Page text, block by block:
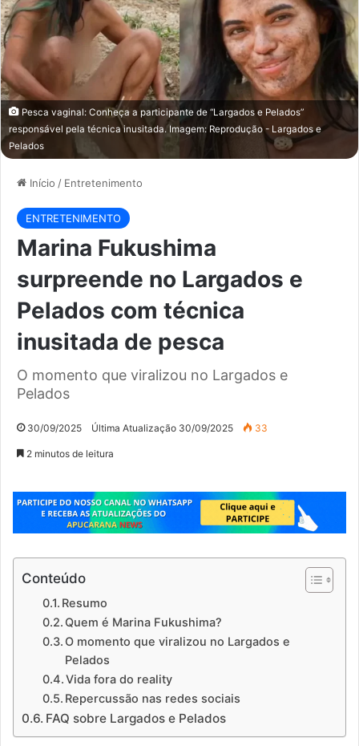
Pesca vaginal: Conheça a participante de “Largados e Pelados”
responsável pela técnica inusitada. Imagem: Reprodução - Largados e
Pelados
Início / Entretenimento
ENTRETENIMENTO
Marina Fukushima
surpreende no Largados e
Pelados com técnica
inusitada de pesca
O momento que viralizou no Largados e
Pelados
30/09/2025 Última Atualização 30/09/2025 33
2 minutos de leitura
Conteúdo
Resumo
Quem é Marina Fukushima?
O momento que viralizou no Largados e
Pelados
Vida fora do reality
Repercussão nas redes sociais
FAQ sobre Largados e Pelados